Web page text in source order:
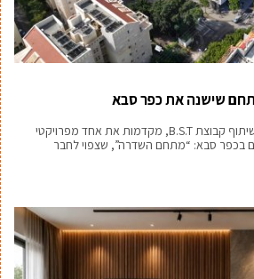
חברות י.נ.ו.ב בנייה ופיתוח, בשיתוף קבוצת B.S.T, מקדמות את אחד מפרויקטי
בכפר סבא: “מתחם השדרה”, שצפוי לחבר